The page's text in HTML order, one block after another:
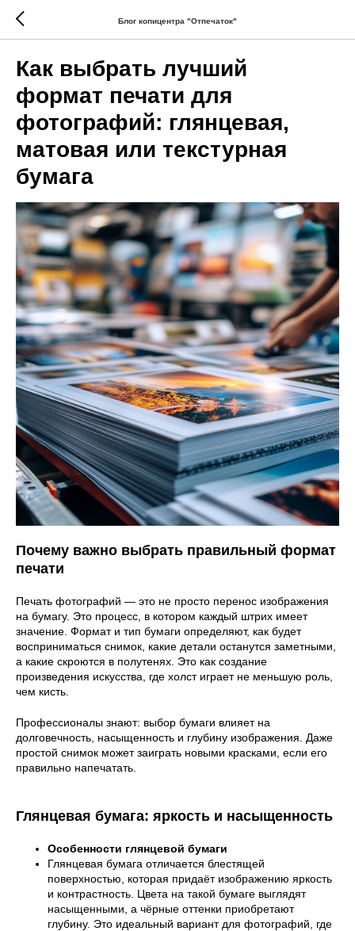
Блог копицентра "Отпечаток"
Как выбрать лучший
формат печати для
фотографий: глянцевая,
матовая или текстурная
бумага
Почему важно выбрать правильный формат
печати
Печать фотографий — это не просто перенос изображения
на бумагу. Это процесс, в котором каждый штрих имеет
значение. Формат и тип бумаги определяют, как будет
восприниматься снимок, какие детали останутся заметными,
а какие скроются в полутенях. Это как создание
произведения искусства, где холст играет не меньшую роль,
чем кисть.
Профессионалы знают: выбор бумаги влияет на
долговечность, насыщенность и глубину изображения. Даже
простой снимок может заиграть новыми красками, если его
правильно напечатать.
Глянцевая бумага: яркость и насыщенность
Особенности глянцевой бумаги
Глянцевая бумага отличается блестящей
поверхностью, которая придаёт изображению яркость
и контрастность. Цвета на такой бумаге выглядят
насыщенными, а чёрные оттенки приобретают
глубину. Это идеальный вариант для фотографий, где